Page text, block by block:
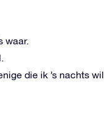
waar.
die ik ’s nachts wil